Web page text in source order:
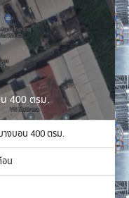
น 400 ตรม.
างบอน 400 ตรม.
อน